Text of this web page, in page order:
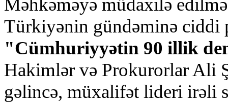
Məhkəməyə müdaxilə
Türkiyənin gündəminə
"Cümhuriyyətin 90 illik
Hakimlər və Prokurorlar Ali
gəlincə, müxalifət lideri